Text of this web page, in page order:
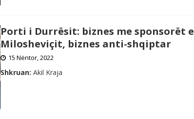
Porti i Durrësit: biznes me sponsorët e
Milosheviçit, biznes anti-shqiptar
15 Nëntor, 2022
Shkruan: Akil Kraja